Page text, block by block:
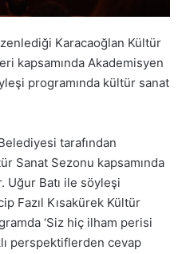
Karacaoğlan Kültür
kapsamında Akademisyen
programında kültür sanat
tarafından
Sanat Sezonu kapsamında
Uğur Batı ile söyleşi
Fazıl Kısakürek Kültür
‘Siz hiç ilham perisi
perspektiflerden cevap